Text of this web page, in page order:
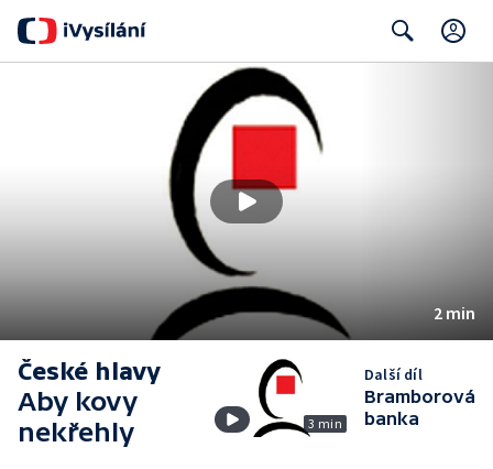
2 min
České hlavy
Aby kovy
nekřehly
3 min
Další díl
Bramborová
banka